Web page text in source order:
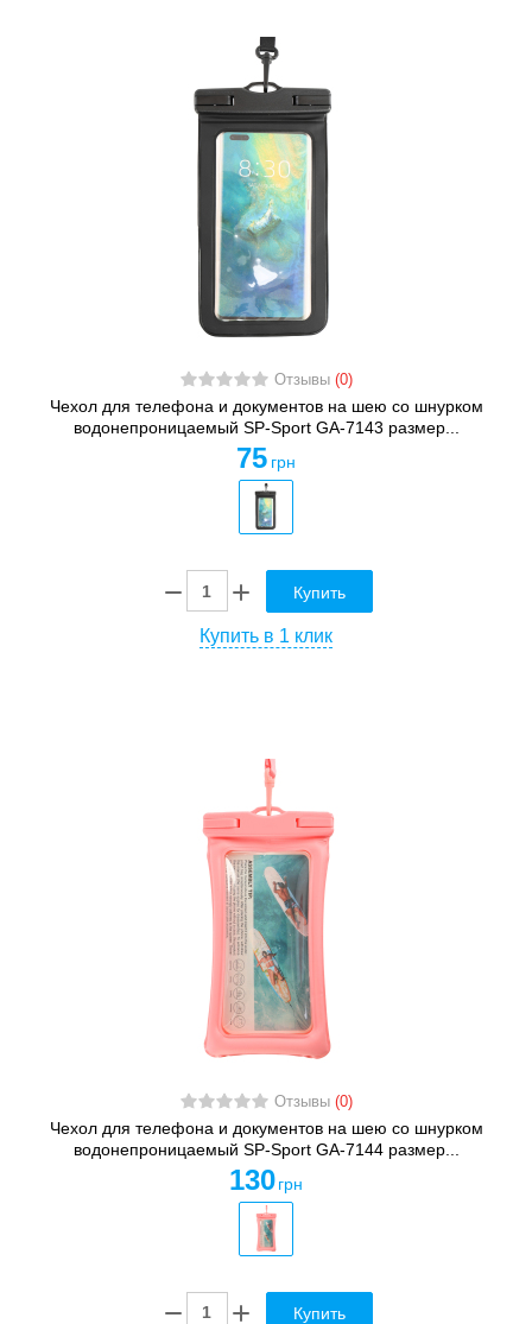
Отзывы (0)
Чехол для телефона и документов на шею со шнурком
водонепроницаемый SP-Sport GA-7143 размер...
75 грн
Купить
Купить в 1 клик
Отзывы (0)
Чехол для телефона и документов на шею со шнурком
водонепроницаемый SP-Sport GA-7144 размер...
130 грн
Купить